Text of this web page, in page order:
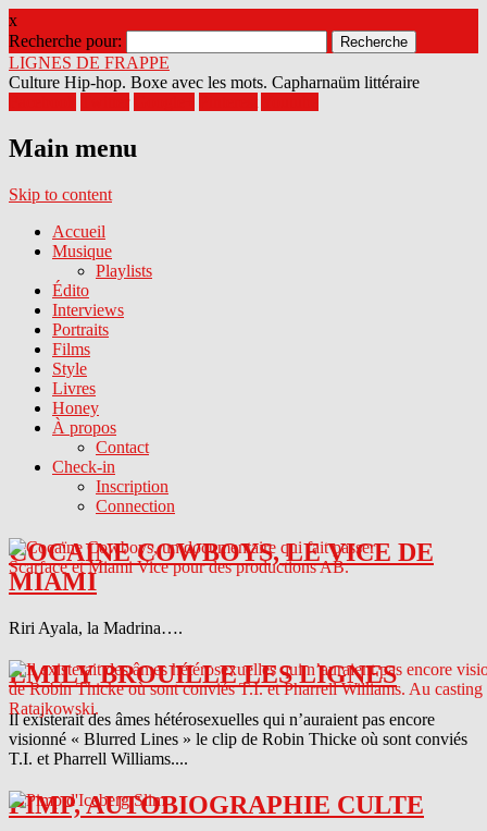
x
Recherche pour:
LIGNES DE FRAPPE
Culture Hip-hop. Boxe avec les mots. Capharnaüm littéraire
Main menu
Skip to content
Accueil
Musique
Playlists
Édito
Interviews
Portraits
Films
Style
Livres
Honey
À propos
Contact
Check-in
Inscription
Connection
COCAINE COWBOYS, LE VICE DE
MIAMI
Riri Ayala, la Madrina….
EMILY BROUILLE LES LIGNES
Il existerait des âmes hétérosexuelles qui n’auraient pas encore
visionné « Blurred Lines » le clip de Robin Thicke où sont conviés
T.I. et Pharrell Williams....
PIMP, AUTOBIOGRAPHIE CULTE